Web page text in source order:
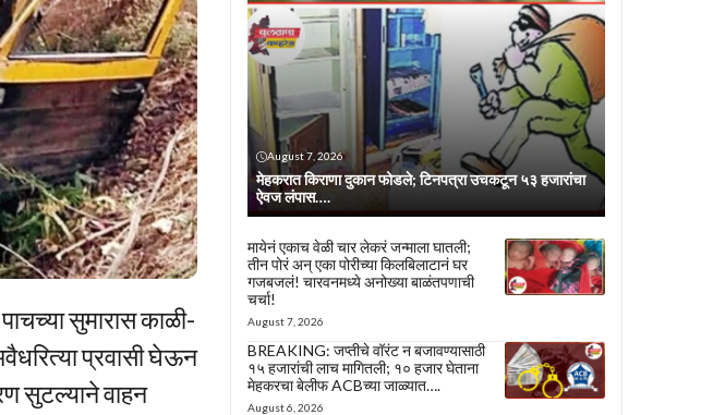
सुमारास काळी-
प्रवासी घेऊन
सुटल्याने वाहन
August 7, 2026
मेहकरात किराणा दुकान फोडले; टिनपत्रा उचकटून ५३ हजारांचा
ऐवज लंपास….
मायेनं एकाच वेळी चार लेकरं जन्माला घातली;
तीन पोरं अन् एका पोरीच्या किलबिलाटानं घर
गजबजलं! चारवनमध्ये अनोख्या बाळंतपणाची
चर्चा!
August 7, 2026
BREAKING: जप्तीचे वॉरंट न बजावण्यासाठी
१५ हजारांची लाच मागितली; १० हजार घेताना
मेहकरचा बेलीफ ACBच्या जाळ्यात….
August 6, 2026